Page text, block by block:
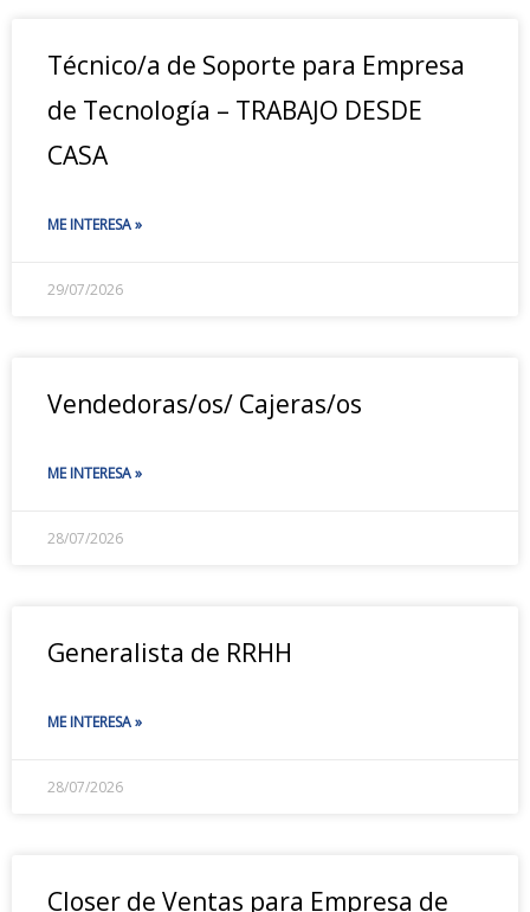
Técnico/a de Soporte para Empresa
de Tecnología – TRABAJO DESDE
CASA
ME INTERESA »
29/07/2026
Vendedoras/os/ Cajeras/os
ME INTERESA »
28/07/2026
Generalista de RRHH
ME INTERESA »
28/07/2026
Closer de Ventas para Empresa de